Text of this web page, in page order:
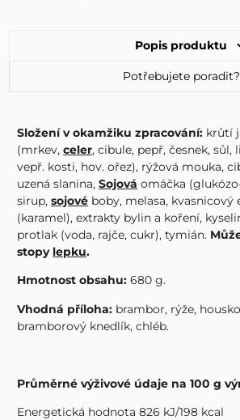
Popis produktu
Potřebujete poradit?
Složení v okamžiku zpracování: krůtí
(mrkev,celer, cibule, pepř, česnek, sůl,
vepř. kosti, hov. ořez), rýžová mouka,
uzená slanina,Sojová omáčka
sirup,sojové boby, melasa, kvasnicový
(karamel), extrakty bylin a koření,
protlak (voda, rajče, cukr), tymián.
stopy lepku.
Hmotnost obsahu: 680 g.
Vhodná příloha: brambor, rýže,
bramborový knedlík, chléb.
Průměrné výživové údaje na 100 g
Energetická hodnota 826 kJ/198 kcal